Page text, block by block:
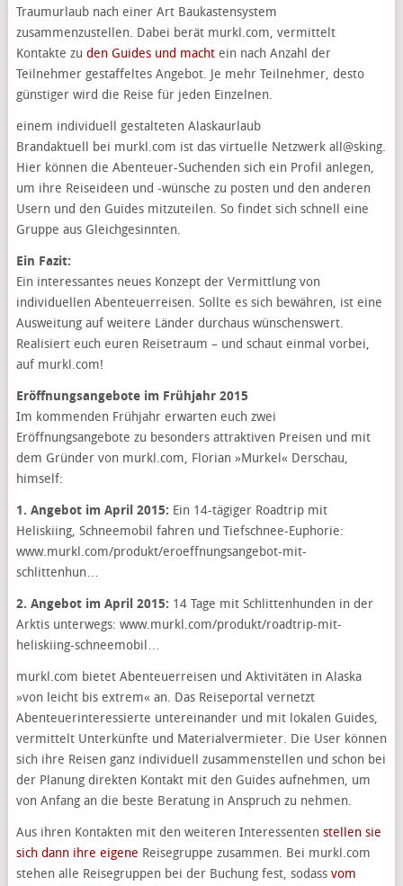
Traumurlaub nach einer Art Baukastensystem
zusammenzustellen. Dabei berät murkl.com, vermittelt
Kontakte zu den Guides und machtein nach Anzahl der
Teilnehmer gestaffeltes Angebot. Je mehr Teilnehmer, desto
günstiger wird die Reise für jeden Einzelnen.
einem individuell gestalteten Alaskaurlaub
Brandaktuell bei murkl.com ist das virtuelle Netzwerk all@sking.
Hier können die Abenteuer-Suchenden sich ein Profil anlegen,
um ihre Reiseideen und -wünsche zu posten und den anderen
Usern und den Guides mitzuteilen. So findet sich schnell eine
Gruppe aus Gleichgesinnten.
Ein Fazit:
Ein interessantes neues Konzept der Vermittlung von
individuellen Abenteuerreisen. Sollte es sich bewähren, ist eine
Ausweitung auf weitere Länder durchaus wünschenswert.
Realisiert euch euren Reisetraum – und schaut einmal vorbei,
auf murkl.com!
Eröffnungsangebote im Frühjahr 2015
Im kommenden Frühjahr erwarten euch zwei
Eröffnungsangebote zu besonders attraktiven Preisen und mit
dem Gründer von murkl.com, Florian »Murkel« Derschau,
himself:
1. Angebot im April 2015: Ein 14-tägiger Roadtrip mit
Heliskiing, Schneemobil fahren und Tiefschnee-Euphorie:
www.murkl.com/produkt/eroeffnungsangebot-mit-
schlittenhun…
2. Angebot im April 2015: 14 Tage mit Schlittenhunden in der
Arktis unterwegs: www.murkl.com/produkt/roadtrip-mit-
heliskiing-schneemobil…
murkl.com bietet Abenteuerreisen und Aktivitäten in Alaska
»von leicht bis extrem« an. Das Reiseportal vernetzt
Abenteuerinteressierte untereinander und mit lokalen Guides,
vermittelt Unterkünfte und Materialvermieter. Die User können
sich ihre Reisen ganz individuell zusammenstellen und schon bei
der Planung direkten Kontakt mit den Guides aufnehmen, um
von Anfang an die beste Beratung in Anspruch zu nehmen.
Aus ihren Kontakten mit den weiteren Interessenten stellen sie
sich dann ihre eigene Reisegruppe zusammen. Bei murkl.com
stehen alle Reisegruppen bei der Buchung fest, sodass vom